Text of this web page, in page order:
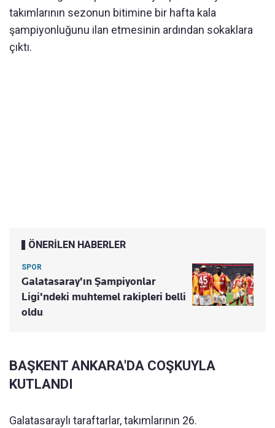
takımlarının sezonun bitimine bir hafta kala
şampiyonluğunu ilan etmesinin ardından sokaklara
çıktı.
ÖNERİLEN HABERLER
SPOR
Galatasaray'ın Şampiyonlar
Ligi'ndeki muhtemel rakipleri belli
oldu
BAŞKENT ANKARA'DA COŞKUYLA
KUTLANDI
Galatasaraylı taraftarlar, takımlarının 26.